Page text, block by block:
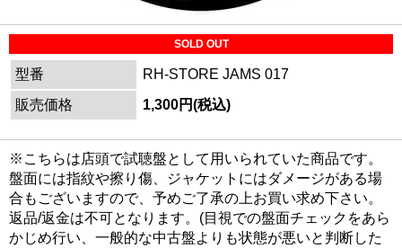
SOLD OUT
型番
RH-STORE JAMS 017
販売価格
1,300円(税込)
※こちらは店頭で試聴盤として用いられていた商品です。
盤面には指紋や擦り傷、ジャケットにはダメージがある場
合もございますので、予めご了承の上お買い求め下さい。
返品/返金は不可となります。(目視での盤面チェックをあら
かじめ行い、一般的な中古盤よりも状態が悪いと判断した